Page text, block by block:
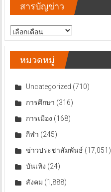
สารบัญข่าว
สารบัญ
ข่าว
หมวดหมู่
Uncategorized (710)
การศึกษา (316)
การเมือง (168)
กีฬา (245)
ข่าวประชาสัมพันธ์ (17,051)
บันเทิง (24)
สังคม (1,888)